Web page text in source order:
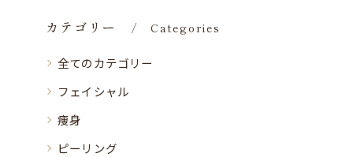
カテゴリー Categories
全てのカテゴリー
フェイシャル
痩身
ピーリング